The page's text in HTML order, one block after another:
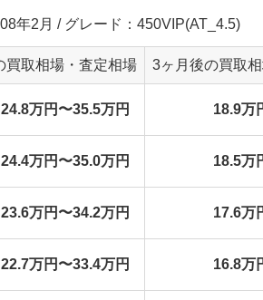
年2月 / グレード：450VIP(AT_4.5)
買取相場・査定相場 3ヶ月後の買取
24.8万円〜35.5万円 18.9万
24.4万円〜35.0万円 18.5万
23.6万円〜34.2万円 17.6万
22.7万円〜33.4万円 16.8万